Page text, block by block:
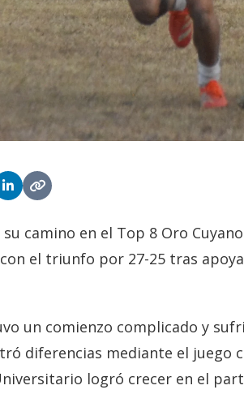
camino en el Top 8 Oro
el triunfo por 27-25 tras
un comienzo complicado y
diferencias mediante el juego
logró crecer en el